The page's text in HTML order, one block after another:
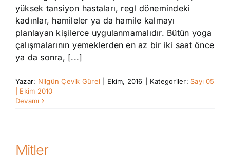
yüksek tansiyon hastaları, regl dönemindeki
kadınlar, hamileler ya da hamile kalmayı
planlayan kişilerce uygulanmamalıdır. Bütün yoga
çalışmalarının yemeklerden en az bir iki saat önce
ya da sonra, [...]
Yazar: Nilgün Çevik Gürel Ekim, 2016 Kategoriler: Sayı 05
| Ekim 2010
Devamı
Mitler